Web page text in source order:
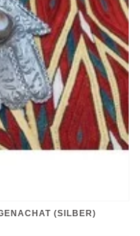
(SILBER)